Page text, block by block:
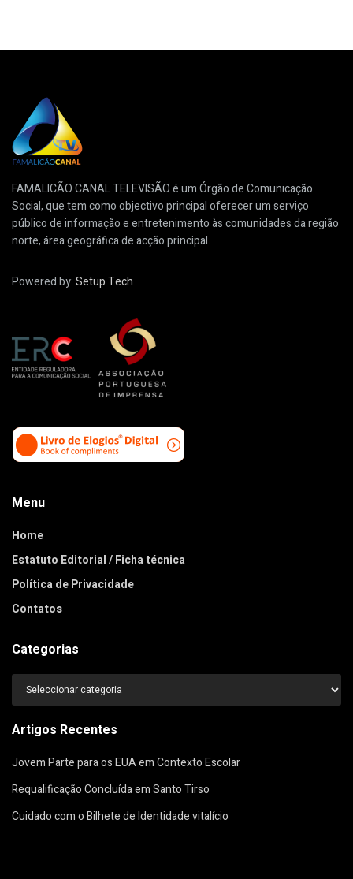
FAMALICÃO CANAL TELEVISÃO é um Órgão de Comunicação
Social, que tem como objectivo principal oferecer um serviço
público de informação e entretenimento às comunidades da região
norte, área geográfica de acção principal.
Powered by:Setup Tech
Menu
Home
Estatuto Editorial / Ficha técnica
Política de Privacidade
Contatos
Categorias
Categorias
Artigos Recentes
Jovem Parte para os EUA em Contexto Escolar
Requalificação Concluída em Santo Tirso
Cuidado com o Bilhete de Identidade vitalício